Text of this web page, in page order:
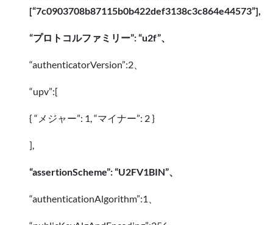
[“7c0903708b87115b0b422def3138c3c864e44573”],
“プロトコルファミリー”: “u2f”、
“authenticatorVersion”:2、
“upv”:[
{ “メジャー”: 1, “マイナー”: 2 }
],
“assertionScheme”: “U2FV1BIN”、
“authenticationAlgorithm”:1、